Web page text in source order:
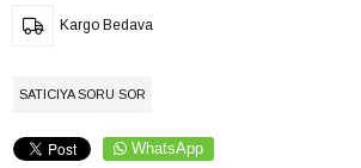
Kargo Bedava
SATICIYA SORU SOR
WhatsApp